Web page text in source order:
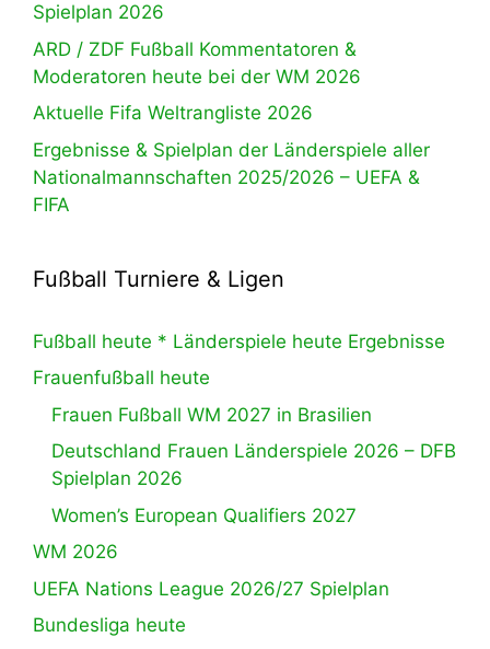
Spielplan 2026
ARD / ZDF Fußball Kommentatoren &
Moderatoren heute bei der WM 2026
Aktuelle Fifa Weltrangliste 2026
Ergebnisse & Spielplan der Länderspiele aller
Nationalmannschaften 2025/2026 – UEFA &
FIFA
Fußball Turniere & Ligen
Fußball heute * Länderspiele heute Ergebnisse
Frauenfußball heute
Frauen Fußball WM 2027 in Brasilien
Deutschland Frauen Länderspiele 2026 – DFB
Spielplan 2026
Women’s European Qualifiers 2027
WM 2026
UEFA Nations League 2026/27 Spielplan
Bundesliga heute